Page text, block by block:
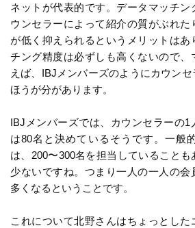
ネットが代表的です。データマッチン
ウンセラーによって紹介の質がぶれた
が低く抑えられるというメリットはあ
チング精度は必ずしも高くないので、
えば、IBJメンバーズのようにカウン
ほうが分があります。
IBJメンバーズでは、カウンセラーの1
は80名と決めているそうです。一般
は、200〜300名を担当していることも
少ないですね。つまり一人の一人の会
多くなるということです。
これについて北野さんはちょっとした